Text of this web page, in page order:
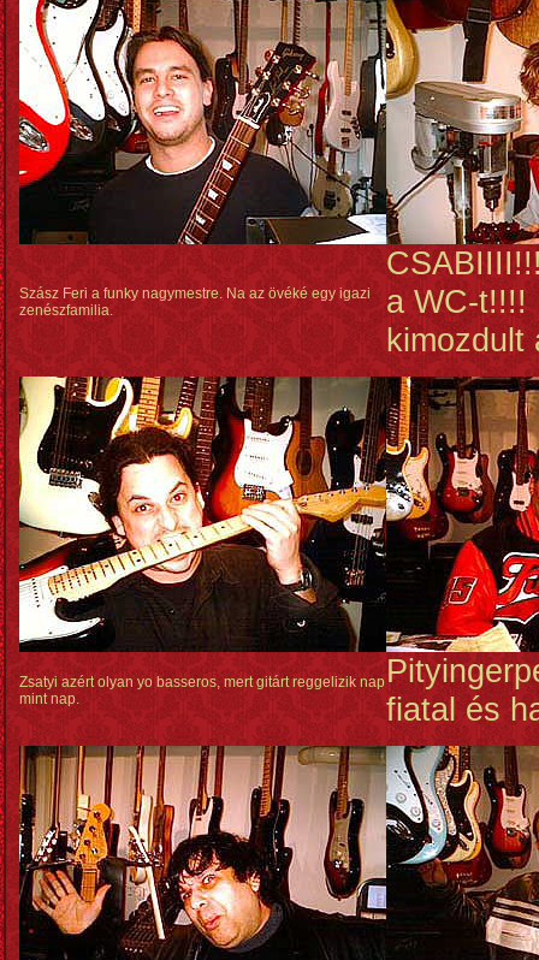
Szász Feri a funky nagymestre. Na az övéké egy igazi
zenészfamilia.
a WC-t!!!!
kimozdult
Zsatyi azért olyan yo basseros, mert gitárt reggelizik nap
mint nap.
fiatal és